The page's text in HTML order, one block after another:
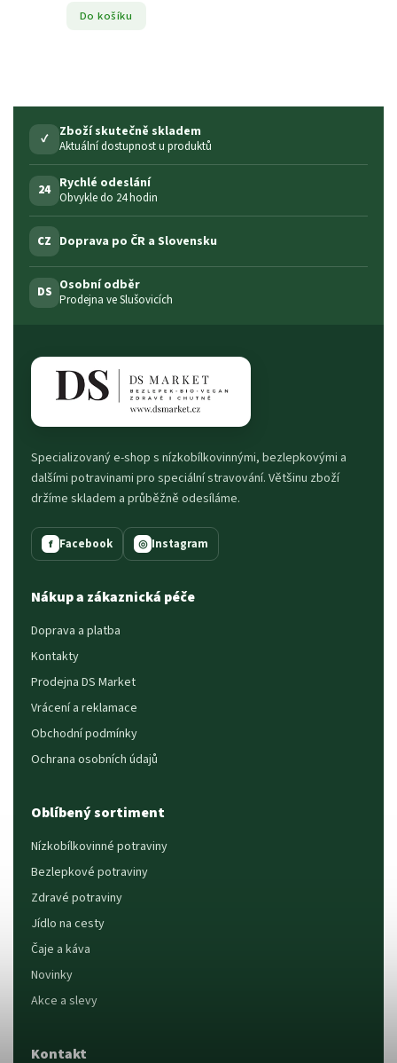
Do košíku
✓ Zboží skutečně skladem
Aktuální dostupnost u produktů
24 Rychlé odeslání
Obvykle do 24 hodin
CZ Doprava po ČR a Slovensku
DS Osobní odběr
Prodejna ve Slušovicích
Specializovaný e-shop s nízkobílkovinnými, bezlepkovými a
dalšími potravinami pro speciální stravování. Většinu zboží
držíme skladem a průběžně odesíláme.
f Facebook ◎ Instagram
Nákup a zákaznická péče
Doprava a platba
Kontakty
Prodejna DS Market
Vrácení a reklamace
Obchodní podmínky
Ochrana osobních údajů
Oblíbený sortiment
Nízkobílkovinné potraviny
Bezlepkové potraviny
Zdravé potraviny
Jídlo na cesty
Čaje a káva
Novinky
Akce a slevy
Kontakt